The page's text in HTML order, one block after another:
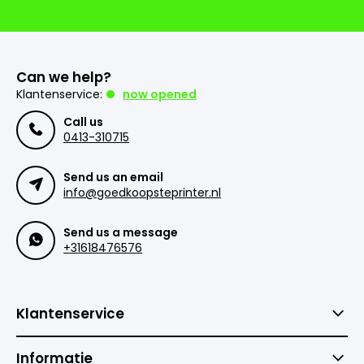
Can we help?
Klantenservice:
now opened
Call us
0413-310715
Send us an email
info@goedkoopsteprinter.nl
Send us a message
+31618476576
Klantenservice
Informatie